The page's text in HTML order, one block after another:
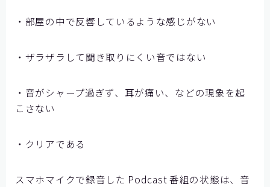
・部屋の中で反響しているような感じがない
・ザラザラして聞き取りにくい音ではない
・音がシャープ過ぎず、耳が痛い、などの現象を起
こさない
・クリアである
スマホマイクで録音した Podcast 番組の状態は、音